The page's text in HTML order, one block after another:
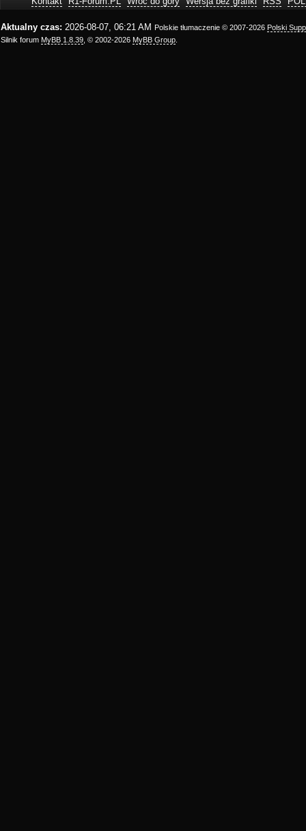
Aktualny czas: 2026-08-07, 06:21 AM Polskie tłumaczenie © 2007-2026 Polski
Silnik forum MyBB 1.8.39 , © 2002-2026 MyBB Group